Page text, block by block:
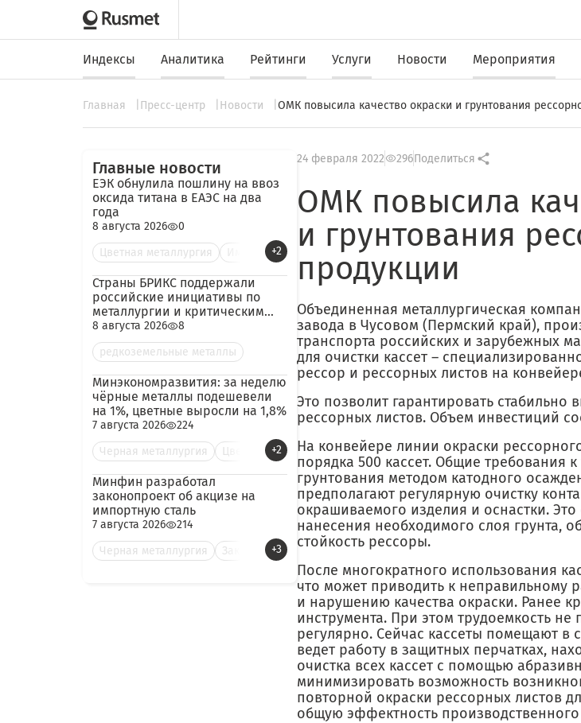
Индексы Аналитика Рейтинги Услуги Новости Мероприятия
Главная Пресс-центр Новости ОМК повысила качество окраски и грунтования
Главные новости
ЕЭК обнулила пошлину на ввоз
оксида титана в ЕАЭС на два
года
8 августа 2026
0
Цветная металлургия
+2
Страны БРИКС поддержали
российские инициативы по
металлургии и критическим
минералам
8 августа 2026
8
редкоземельные металлы
Минэкономразвития: за неделю
чёрные металлы подешевели
на 1%, цветные выросли на 1,8%
7 августа 2026
224
Черная металлургия
Цве +2
Минфин разработал
законопроект об акцизе на
импортную сталь
7 августа 2026
214
Черная металлургия
Зак +3
24 февраля 2022 296Поделиться
ОМК повысила
и грунтования
продукции
Объединенная металлургическая
завода в Чусовом (Пермский край),
транспорта российских и зарубежных
для очистки кассет –
рессор и рессорных листов на
Это позволит гарантировать стабильно
рессорных листов. Объем инвестиций
На конвейере линии окраски
порядка 500 кассет. Общие требования
грунтования методом катодного
предполагают регулярную очистку
окрашиваемого изделия и оснастки.
нанесения необходимого слоя грунта,
стойкость рессоры.
После многократного использования
что может приводить к неправильному
и нарушению качества окраски. Ранее
инструмента. При этом трудоемкость не
регулярно. Сейчас кассеты помещают в
ведет работу в защитных перчатках,
очистка всех кассет с помощью
минимизировать возможность
повторной окраски рессорных листов
общую эффектность